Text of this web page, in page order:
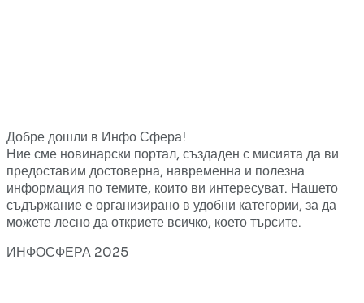
Добре дошли в Инфо Сфера!
Ние сме новинарски портал, създаден с мисията да ви
предоставим достоверна, навременна и полезна
информация по темите, които ви интересуват. Нашето
съдържание е организирано в удобни категории, за да
можете лесно да откриете всичко, което търсите.
ИНФОСФЕРА 2025